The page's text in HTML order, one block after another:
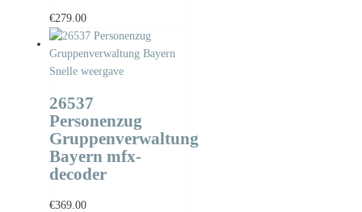
€279.00
Snelle weergave
26537
Personenzug
Gruppenverwaltung
Bayern mfx-
decoder
€369.00